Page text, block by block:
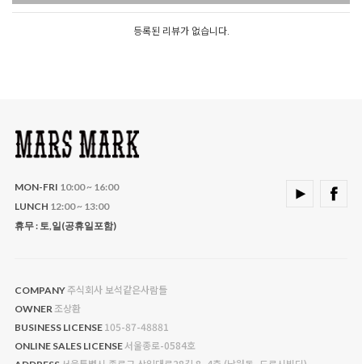
등록된 리뷰가 없습니다.
MON-FRI 10:00 ~ 16:00
LUNCH 12:00 ~ 13:00
휴무 : 토,일(공휴일포함)
COMPANY 주식회사 보석같은사람들
OWNER 조상환
BUSINESS LICENSE 105-87-48881
ONLINE SALES LICENSE서울종로-0584호